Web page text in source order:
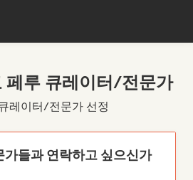
페루 큐레이터/전문가
레이터/전문가 선정
들과 연락하고 싶으신가